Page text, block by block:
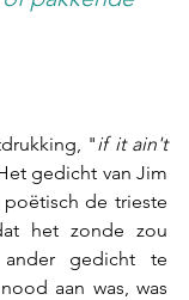
"if it ain't
gedicht van Jim
de trieste
het zonde zou
gedicht te
aan was, was